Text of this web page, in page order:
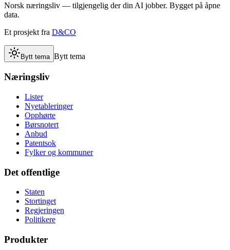
Norsk næringsliv — tilgjengelig der din AI jobber. Bygget på åpne
data.
Et prosjekt fra D&CO
Bytt tema Bytt tema
Næringsliv
Lister
Nyetableringer
Opphørte
Børsnotert
Anbud
Patentsok
Fylker og kommuner
Det offentlige
Staten
Stortinget
Regjeringen
Politikere
Produkter